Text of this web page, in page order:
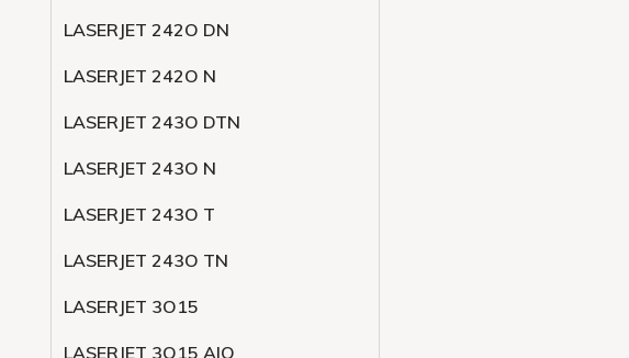
LASERJET 242O DN
LASERJET 242O N
LASERJET 243O DTN
LASERJET 243O N
LASERJET 243O T
LASERJET 243O TN
LASERJET 3O15
LASERJET 3O15 AIO